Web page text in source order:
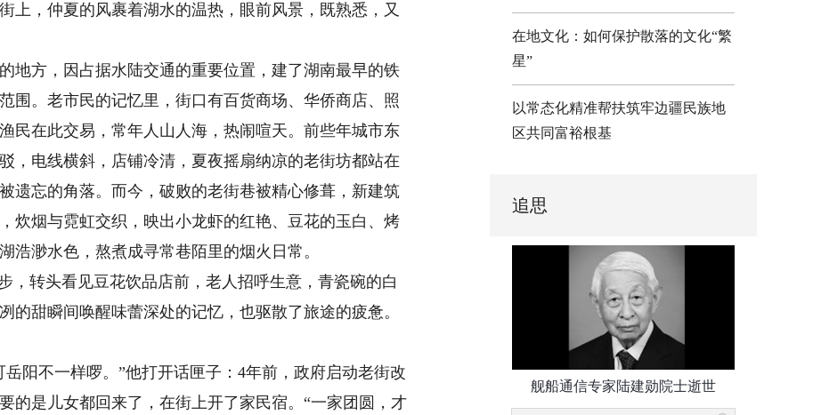
上，仲夏的风裹着湖水的温热，眼前风景，既熟悉，又
方，因占据水陆交通的重要位置，建了湖南最早的铁
围。老市民的记忆里，街口有百货商场、华侨商店、照
民在此交易，常年人山人海，热闹喧天。前些年城市东
，电线横斜，店铺冷清，夏夜摇扇纳凉的老街坊都站在
遗忘的角落。而今，破败的老街巷被精心修葺，新建筑
炊烟与霓虹交织，映出小龙虾的红艳、豆花的玉白、烤
浩渺水色，熬煮成寻常巷陌里的烟火日常。
转头看见豆花饮品店前，老人招呼生意，青瓷碗的白
的甜瞬间唤醒味蕾深处的记忆，也驱散了旅途的疲惫。
不一样啰。”他打开话匣子：4年前，政府启动老街改
的是儿女都回来了，在街上开了家民宿。“一家团圆，才
在地文化：如何保护散落的文化“繁
星”
以常态化精准帮扶筑牢边疆民族地
区共同富裕根基
追思
舰船通信专家陆建勋院士逝世